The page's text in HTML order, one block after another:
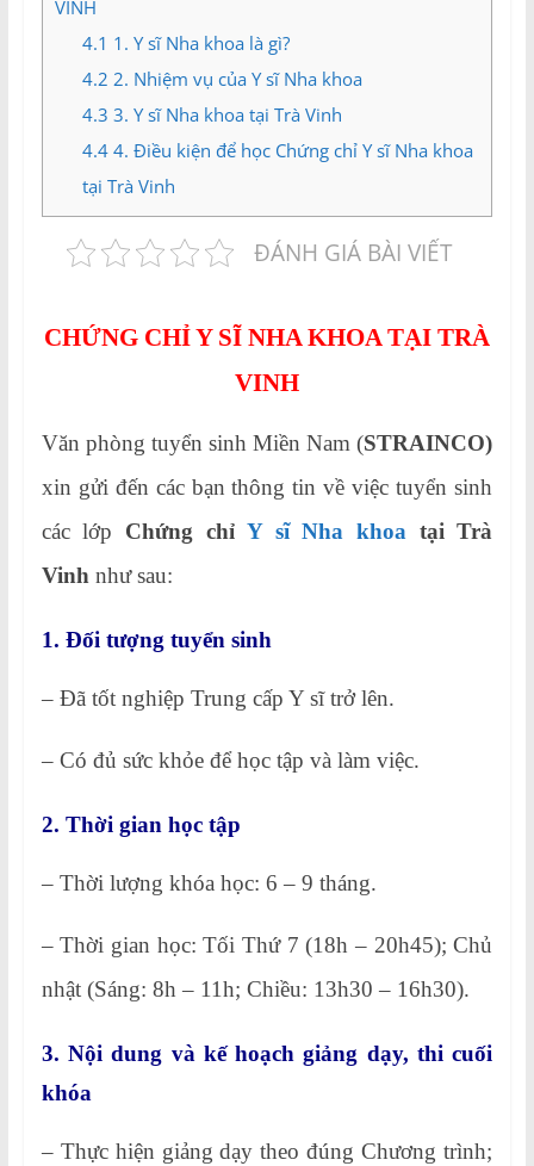
VINH
4.1 1. Y sĩ Nha khoa là gì?
4.2 2. Nhiệm vụ của Y sĩ Nha khoa
4.3 3. Y sĩ Nha khoa tại Trà Vinh
4.44. Điều kiện để học Chứng chỉ Y sĩ Nha khoa
tại Trà Vinh
ĐÁNH GIÁ BÀI VIẾT
CHỨNG CHỈ Y SĨ NHA KHOA TẠI TRÀ
VINH
Văn phòng tuyển sinh Miền Nam (STRAINCO)
xin gửi đến các bạn thông tin về việc tuyển sinh
các lớp Chứng chỉ Y sĩ Nha khoa tại Trà
Vinhnhư sau:
1. Đối tượng tuyển sinh
– Đã tốt nghiệp Trung cấp Y sĩ trở lên.
– Có đủ sức khỏe để học tập và làm việc.
2. Thời gian học tập
– Thời lượng khóa học: 6 – 9 tháng.
– Thời gian học: Tối Thứ 7 (18h – 20h45); Chủ
nhật (Sáng: 8h – 11h; Chiều: 13h30 – 16h30).
3. Nội dung và kế hoạch giảng dạy, thi cuối
khóa
– Thực hiện giảng dạy theo đúng Chương trình;